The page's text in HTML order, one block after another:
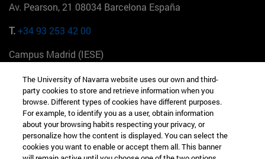
Av. Pearson, 21 08034 Barcelona España
T.+34 93 253 42 00
Campus Madrid (IESE)
+34 912 11 30 00
Campus Nueva York (IESE)
165 W 57th St 10019-2201 Nueva York EE.UU
+1 646 346 8850
The University of Navarra website uses our own and third-
party cookies to store and retrieve information when you
browse. Different types of cookies have different purposes.
For example, to identify you as a user, obtain information
about your browsing habits respecting your privacy, or
personalize how the content is displayed. You can select the
cookies you want to enable or accept them all. This banner